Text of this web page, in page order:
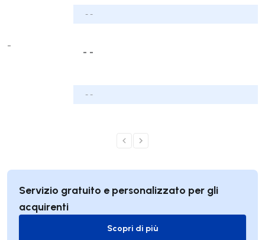
- -
-
- -
- -
Servizio gratuito e personalizzato per gli
acquirenti
Scopri di più
Scopri di più